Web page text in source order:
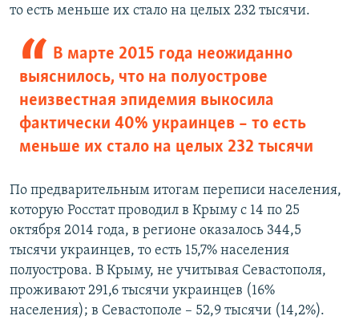
то есть меньше их стало на целых 232 тысячи.
В марте 2015 года неожиданно
выяснилось, что на полуострове
неизвестная эпидемия выкосила
фактически 40% украинцев – то есть
меньше их стало на целых 232 тысячи
По предварительным итогам переписи населения,
которую Росстат проводил в Крыму с 14 по 25
октября 2014 года, в регионе оказалось 344,5
тысячи украинцев, то есть 15,7% населения
полуострова. В Крыму, не учитывая Севастополя,
проживают 291,6 тысячи украинцев (16%
населения); в Севастополе – 52,9 тысячи (14,2%).